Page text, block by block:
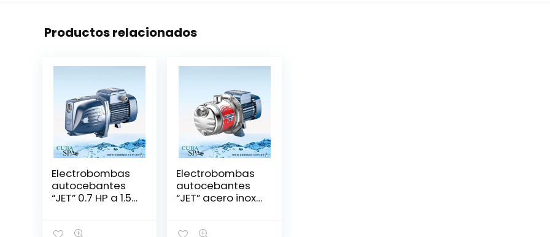
Productos relacionados
Electrobombas
autocebantes
“JET” 0.7 HP a 1.5
Electrobombas
autocebantes
“JET” acero inox